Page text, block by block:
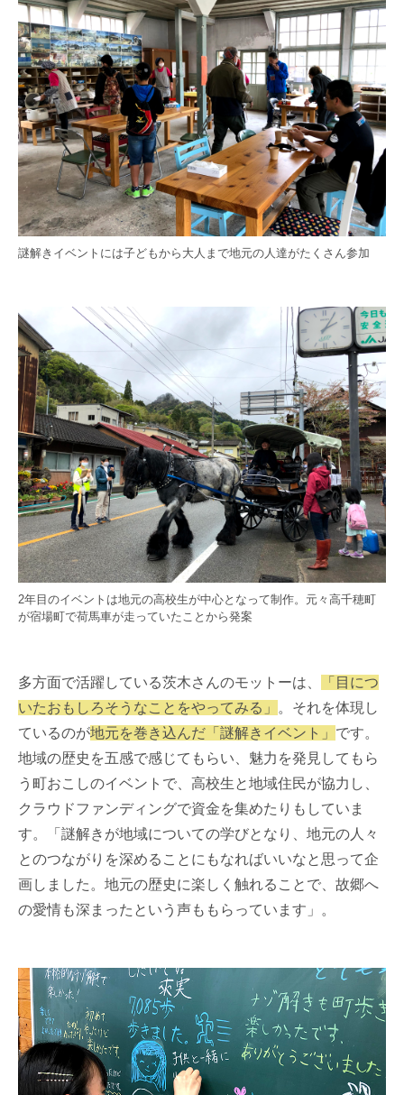
謎解きイベントには子どもから大人まで地元の人達がたくさん参加
2年目のイベントは地元の高校生が中心となって制作。元々高千穂町
が宿場町で荷馬車が走っていたことから発案
多方面で活躍している茨木さんのモットーは、
「目につ
いたおもしろそうなことをやってみる」
。それを体現し
ているのが地元を巻き込んだ「謎解きイベント」 です。
地域の歴史を五感で感じてもらい、魅力を発見してもら
う町おこしのイベントで、高校生と地域住民が協力し、
クラウドファンディングで資金を集めたりもしていま
す。「謎解きが地域についての学びとなり、地元の人々
とのつながりを深めることにもなればいいなと思って企
画しました。地元の歴史に楽しく触れることで、故郷へ
の愛情も深まったという声ももらっています」。